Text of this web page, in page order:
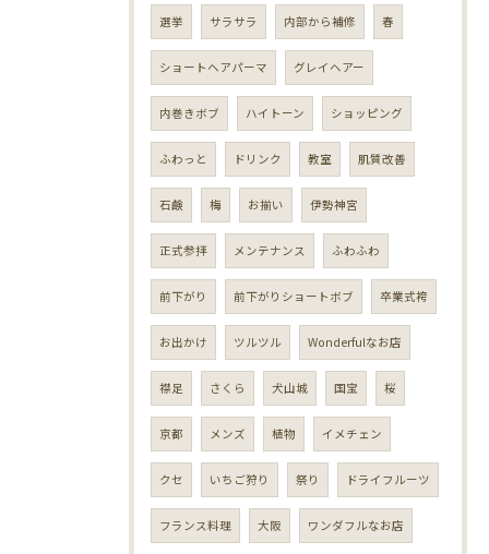
選挙 サラサラ 内部から補修 春
ショートヘアパーマ グレイヘアー
内巻きボブ ハイトーン ショッピング
ふわっと ドリンク 教室 肌質改善
石鹸 梅 お揃い 伊勢神宮
正式参拝 メンテナンス ふわふわ
前下がり 前下がりショートボブ 卒業式袴
お出かけ ツルツル Wonderfulなお店
襟足 さくら 犬山城 国宝 桜
京都 メンズ 植物 イメチェン
クセ いちご狩り 祭り ドライフルーツ
フランス料理 大阪 ワンダフルなお店